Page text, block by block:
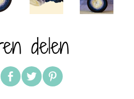
delen